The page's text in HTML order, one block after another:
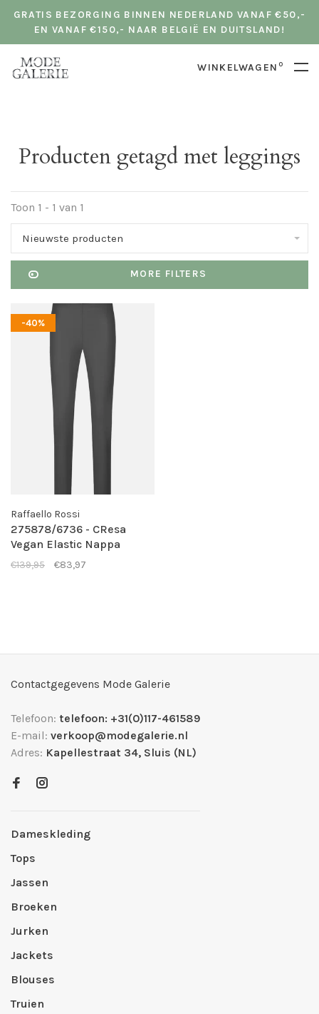
GRATIS BEZORGING BINNEN NEDERLAND VANAF €50,-
EN VANAF €150,- NAAR BELGIË EN DUITSLAND!
WINKELWAGEN 0
Producten getagd met leggings
Toon 1 - 1 van 1
Nieuwste producten
MORE FILTERS
-40%
Raffaello Rossi
275878/6736 - CResa
Vegan Elastic Nappa
Leather - Dunkelgrau
€139,95 €83,97
Contactgegevens Mode Galerie
Telefoon: telefoon: +31(0)117-461589
E-mail: verkoop@modegalerie.nl
Adres: Kapellestraat 34, Sluis (NL)
Dameskleding
Tops
Jassen
Broeken
Jurken
Jackets
Blouses
Truien